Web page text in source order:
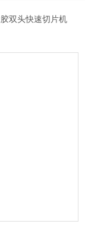
双头快速切片机